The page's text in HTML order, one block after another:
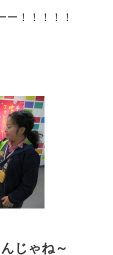
！！！！！
じゃね～